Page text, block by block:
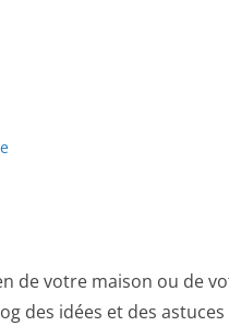
de votre maison ou de
des idées et des astuces